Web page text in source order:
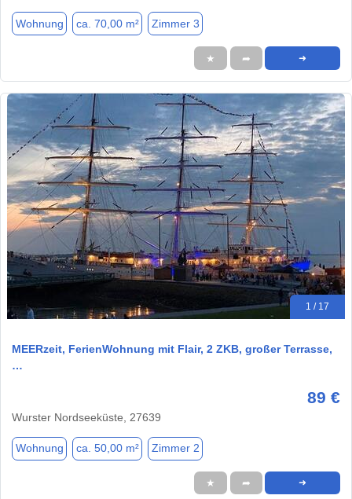
Wohnung ca. 70,00 m² Zimmer 3
★ ➦ ➜
1 / 17
MEERzeit, FerienWohnung mit Flair, 2 ZKB, großer Terrasse,
…
89 €
Wurster Nordseeküste, 27639
Wohnung ca. 50,00 m² Zimmer 2
★ ➦ ➜